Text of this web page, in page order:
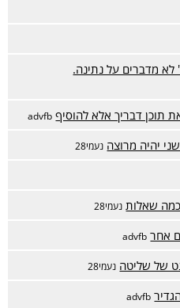
לא מדברים על נתינה.
תוכן דבריך אלא להוסיף advfb
יהיה מרוצה נעמי28
שאלות נעמי28
אחר advfb
של שליטה נעמי28
advfb